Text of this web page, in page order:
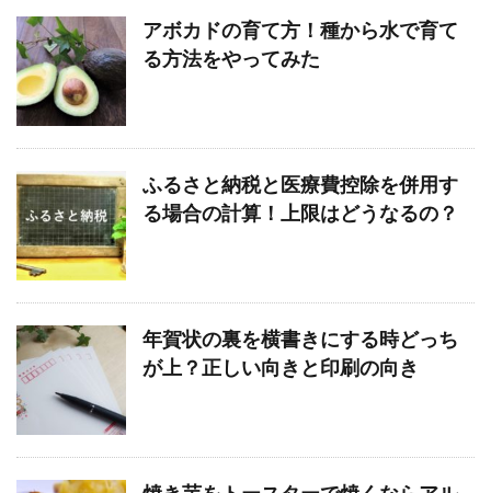
アボカドの育て方！種から水で育て
る方法をやってみた
ふるさと納税と医療費控除を併用す
る場合の計算！上限はどうなるの？
年賀状の裏を横書きにする時どっち
が上？正しい向きと印刷の向き